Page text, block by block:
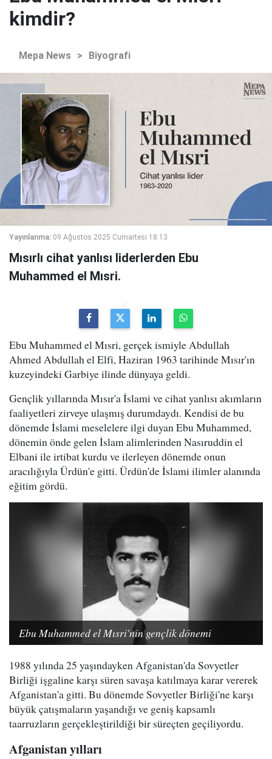
kimdir?
Mepa News > Biyografi
Yayınlanma: 09 Ağustos 2025 Cumartesi 18:13
Mısırlı cihat yanlısı liderlerden Ebu
Muhammed el Mısri.
Ebu Muhammed el Mısri, gerçek ismiyle Abdullah
Ahmed Abdullah el Elfi, Haziran 1963 tarihinde Mısır'ın
kuzeyindeki Garbiye ilinde dünyaya geldi.
Gençlik yıllarında Mısır'a İslami ve cihat yanlısı akımların
faaliyetleri zirveye ulaşmış durumdaydı. Kendisi de bu
dönemde İslami meselelere ilgi duyan Ebu Muhammed,
dönemin önde gelen İslam alimlerinden Nasıruddin el
Elbani ile irtibat kurdu ve ilerleyen dönemde onun
aracılığıyla Ürdün'e gitti. Ürdün'de İslami ilimler alanında
eğitim gördü.
Ebu Muhammed el Mısri'nin gençlik dönemi
1988 yılında 25 yaşındayken Afganistan'da Sovyetler
Birliği işgaline karşı süren savaşa katılmaya karar vererek
Afganistan'a gitti. Bu dönemde Sovyetler Birliği'ne karşı
büyük çatışmaların yaşandığı ve geniş kapsamlı
taarruzların gerçekleştirildiği bir süreçten geçiliyordu.
Afganistan yılları